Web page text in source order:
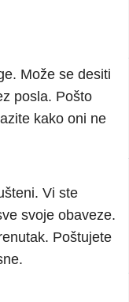
Može se desiti
posla. Pošto
kako oni ne
Vi ste
svoje obaveze.
Poštujete